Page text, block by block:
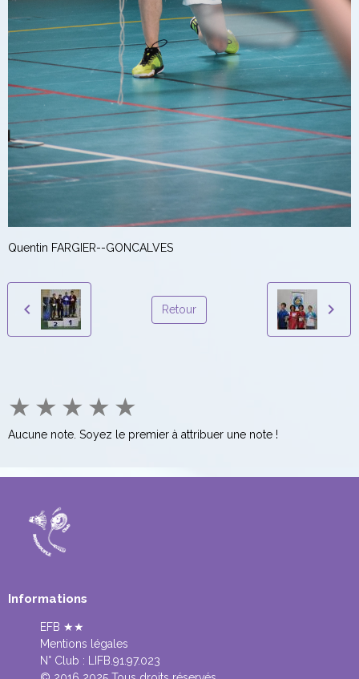
Quentin FARGIER--GONCALVES
Retour
★ ★ ★ ★ ★
Aucune note. Soyez le premier à attribuer une note !
Informations
EFB ★★
Mentions légales
N° Club :
LIFB.91.97.023